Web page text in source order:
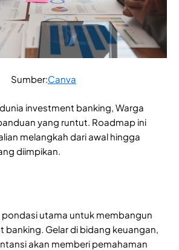
Sumber:Canva
investment banking, Warga
yang runtut. Roadmap ini
melangkah dari awal hingga
diimpikan.
pondasi utama untuk membangun
banking. Gelar di bidang keuangan,
akan memberi pemahaman